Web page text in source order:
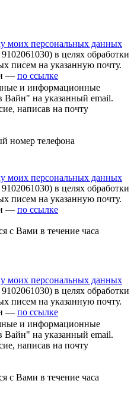
моих персональных данных
в целях обработки
писем на указанную почту.
— по ссылке
и информационные
на указанный email.
написав на почту
номер телефона
моих персональных данных
в целях обработки
писем на указанную почту.
— по ссылке
с Вами в течение часа
моих персональных данных
в целях обработки
писем на указанную почту.
— по ссылке
и информационные
на указанный email.
написав на почту
с Вами в течение часа